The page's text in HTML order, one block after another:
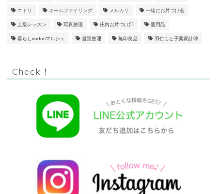
ニトリ ホームファイリング メルカリ 一緒にお片づけ会
上級レッスン 写真整理 庄内お片づけ部 愛用品
暮らしirodoriマルシェ 書類整理 無印良品 羽仁もと子案家計簿
Check！